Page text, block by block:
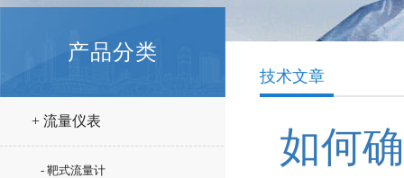
产品分类
+ 流量仪表
- 靶式流量计
技术文章
如何